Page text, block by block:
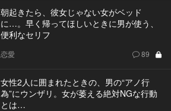
朝起きたら、彼女じゃない女がベッド
に…。早く帰ってほしいときに男が使う、
便利なセリフ
恋愛 89
女性2人に囲まれたときの、男の“アノ行
為”にウンザリ。女が萎える絶対NGな行動
とは…